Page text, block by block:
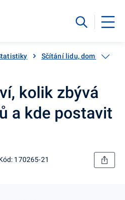
Sčítání lidu, domů a bytů
kolik zbývá
a kde postavit
170265-21